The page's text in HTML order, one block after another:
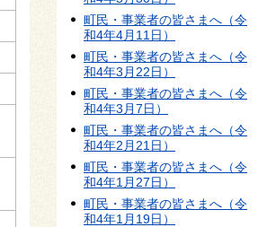
町民・事業者の皆さまへ（令
和4年4月11日）
町民・事業者の皆さまへ（令
和4年3月22日）
町民・事業者の皆さまへ（令
和4年3月7日）
町民・事業者の皆さまへ（令
和4年2月21日）
町民・事業者の皆さまへ（令
和4年1月27日）
町民・事業者の皆さまへ（令
和4年1月19日）